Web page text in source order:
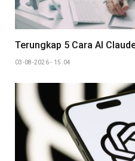
Terungkap 5 Cara AI
03-08-2026 - 15.04